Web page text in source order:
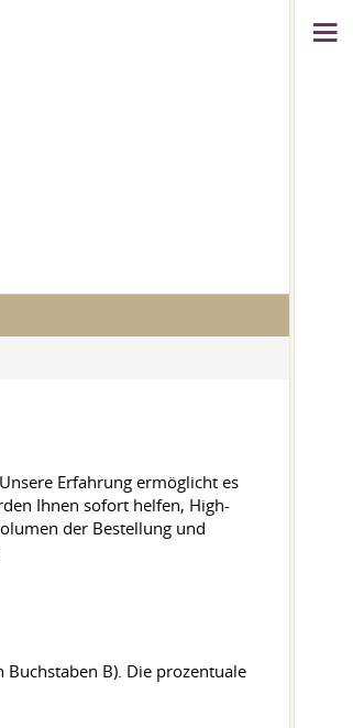
Erfahrung ermöglicht es
Ihnen sofort helfen, High-
der Bestellung und
B). Die prozentuale